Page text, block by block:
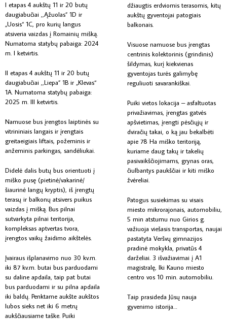
I etapas 4 aukštų 11 ir 20 butų
daugiabučiai ,,Ąžuolas” 1D ir
„Uosis“ 1C, pro kurių langus
atsiveria vaizdas į Romainių mišką.
Numatoma statybų pabaiga: 2024
m. I ketvirtis.
II etapas 4 aukštų 11 ir 20 butų
daugiabučiai ,,Liepa” 1B ir „Klevas“
1A. Numatoma statybų pabaiga:
2025 m. III ketvirtis.
Namuose bus įrengtos laiptinės su
vitrininiais langais ir įrengtais
greitaeigiais liftais, požeminis ir
anžeminis parkingas, sandėliukai.
Didelė dalis butų bus orientuoti į
miško pusę (pietinė/vakarinė/
šiaurinė langų kryptis), iš įrengtų
terasų ir balkonų atsivers puikus
vaizdas į mišką. Bus pilnai
sutvarkyta pilnai teritorija,
kompleksas aptvertas tvora,
įrengtos vaikų žaidimo aikštelės.
Įvairaus išplanavimo nuo 30 kv.m.
iki 87 kv.m. butai bus parduodami
su daline apdaila, taip pat butai
bus parduodami ir su pilna apdaila
iki baldų. Penktame aukšte aukštos
lubos sieks net iki 6 metrų
aukščiausiame taške. Puiki
džiaugtis erdviomis terasomis, kitų
aukštų gyventojai patogiais
balkonais.
Visuose namuose bus įrengtas
centrinis kolektorinis (grindinis)
šildymas, kurį kiekvienas
gyventojas turės galimybę
reguliuoti savarankiškai.
Puiki vietos lokacija – asfaltuotas
privažiavimas, įrengtas gatvės
apšvietimas, įrengti pėsčiųjų ir
dviračių takai, o ką jau bekalbėti
apie 78 Ha miško teritoriją,
kuriame daug takų ir takelių
pasivaikščiojimams, grynas oras,
čiulbantys paukščiai ir kiti miško
žvėreliai.
Patogus susiekimas su visais
miesto mikrorajonais, automobiliu,
5 min atstumu nuo Girios g.
važiuoja viešasis transportas, naujai
pastatyta Veršvų gimnazijos
pradinė mokykla, privatūs 4
darželiai. 3 išvažiavimai į A1
magistralę, Iki Kauno miesto
centro vos 10 min. automobiliu.
Taip prasideda Jūsų nauja
gyvenimo istorija…